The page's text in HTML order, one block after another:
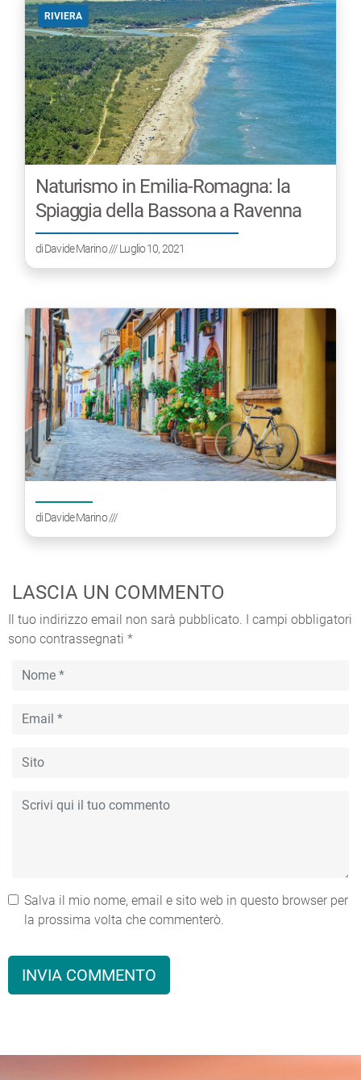
RIVIERA
Naturismo in Emilia-Romagna: la
Spiaggia della Bassona a Ravenna
diDavide Marino/// Luglio 10, 2021
diDavide Marino///
LASCIA UN COMMENTO
Il tuo indirizzo email non sarà pubblicato. I campi obbligatori
sono contrassegnati *
Salva il mio nome, email e sito web in questo browser per
la prossima volta che commenterò.